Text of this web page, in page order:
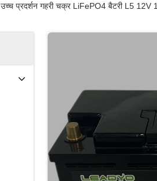
उच्च प्रदर्शन गहरी चक्र LiFePO4 बैटरी L5